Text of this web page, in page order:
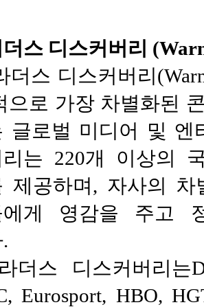
스 디스커버리
더스 디스커버리
으로 가장 차별화된
글로벌 미디어 및 엔
리는 220개 이상의
제공하며, 자사의
에게 영감을 주고
더스 디스커버리는
Eurosport, HBO,